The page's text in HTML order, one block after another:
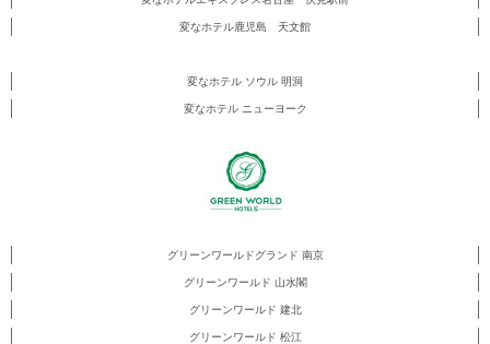
変なホテル鹿児島 天文館
変なホテル ソウル 明洞
変なホテル ニューヨーク
グリーンワールドグランド 南京
グリーンワールド 山水閣
グリーンワールド 建北
グリーンワールド 松江